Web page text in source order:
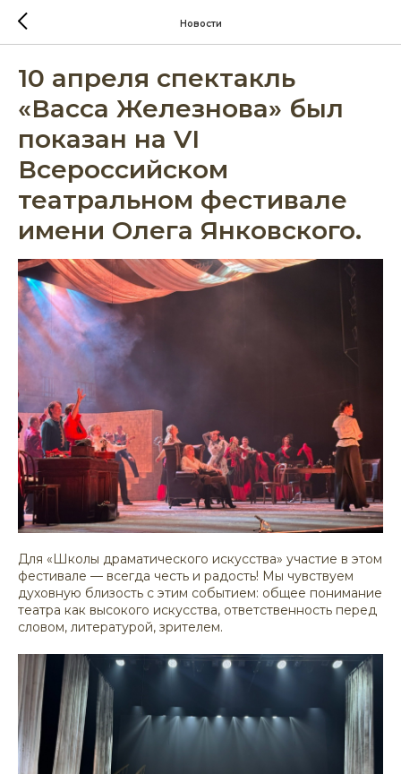
Новости
10 апреля спектакль
«Васса Железнова» был
показан на VI
Всероссийском
театральном фестивале
имени Олега Янковского.
Для «Школы драматического искусства» участие в этом
фестивале — всегда честь и радость! Мы чувствуем
духовную близость с этим событием: общее понимание
театра как высокого искусства, ответственность перед
словом, литературой, зрителем.